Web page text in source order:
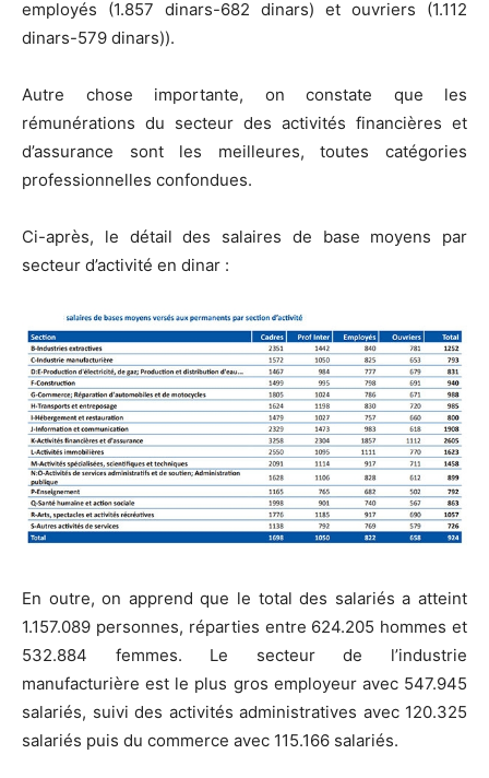
employés (1.857 dinars-682 dinars) et ouvriers (1.112
dinars-579 dinars)).
Autre chose importante, on constate que les
rémunérations du secteur des activités financières et
d’assurance sont les meilleures, toutes catégories
professionnelles confondues.
Ci-après, le détail des salaires de base moyens par
secteur d’activité en dinar :
En outre, on apprend que le total des salariés a atteint
1.157.089 personnes, réparties entre 624.205 hommes et
532.884 femmes. Le secteur de l’industrie
manufacturière est le plus gros employeur avec 547.945
salariés, suivi des activités administratives avec 120.325
salariés puis du commerce avec 115.166 salariés.